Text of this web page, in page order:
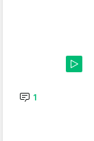
1